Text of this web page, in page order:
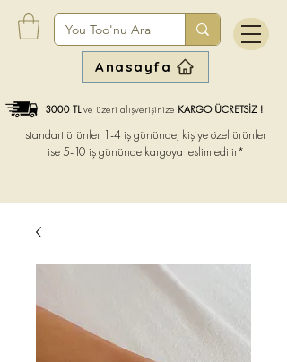
Anasayfa
3000 TLve üzeri alışverişinize KARGO ÜCRETSİZ !
standart ürünler 1-4 iş gününde, kişiye özel ürünler
ise 5-10 iş gününde kargoya teslim edilir*